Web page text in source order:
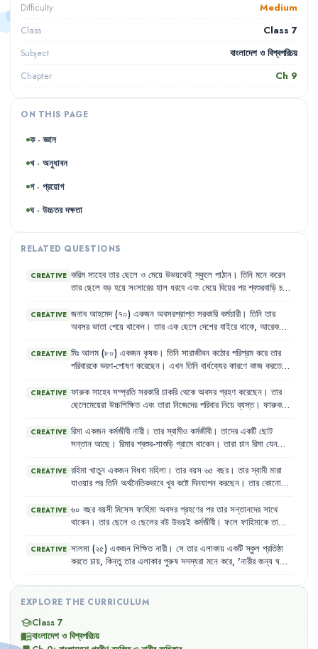
Difficulty Medium
Class Class 7
Subject বাংলাদেশ ও বিশ্বপরিচয়
Chapter Ch 9
ON THIS PAGE
ক · জ্ঞান
খ · অনুধাবন
গ · প্রয়োগ
ঘ · উচ্চতর দক্ষতা
RELATED QUESTIONS
CREATIVE করিম সাহেব তার ছেলে ও মেয়ে উভয়কেই স্কুলে পাঠান । তিনি মনে করেন
তার ছেলে বড় হয়ে সংসারের হাল ধরবে এবং মেয়ে বিয়ের পর শ্বশুরবাড়ি চলে
উচ্চশিক্ষার সুযোগ দিতে রাজি নন।
CREATIVE জনাব আহমেদ (৭০) একজন অবসরপ্রাপ্ত সরকারি কর্মচারী। তিনি তার
অবসর ভাতা পেয়ে থাকেন । তার এক ছেলে দেশের বাইরে থাকে, আরেক
এবং তার দেখাশোনা করার কেউ নেই।
CREATIVE মিঃ আলম (৮০) একজন কৃষক। তিনি সারাজীবন কঠোর পরিশ্রম করে তার
পরিবারকে ভরণ-পোষণ করেছেন । এখন তিনি বার্ধক্যের কারণে কাজ করতে
করতে প্রস্তুত নয় এবং তিনি প্রায়শই অনাহারে থাকেন।
CREATIVE ফারুক সাহেব সম্প্রতি সরকারি চাকরি থেকে অবসর গ্রহণ করেছেন । তার
ছেলেমেয়েরা উচ্চশিক্ষিত এবং তারা নিজেদের পরিবার নিয়ে ব্যস্ত। ফারুক
করার সুযোগ পান না। তার স্ত্রী অসুস্থ হওয়ায় তিনি নিজেও শারীরিক
জটিলতায় ভুগছেন কিন্তু প্রয়োজনীয় চিকিৎসার সুযোগ পাচ্ছেন না।
CREATIVE রিমা একজন কর্মজীবী নারী। তার স্বামীও কর্মজীবী। তাদের একটি ছোট
সন্তান আছে । রিমার শ্বশুর-শাশুড়ি গ্রামে থাকেন । তারা চান রিমা যেন
স্বাধীনতা এবং কর্মজীবনের অধিকারকে গুরুত্ব দেয় ।
CREATIVE রহিমা খাতুন একজন বিধবা মহিলা । তার বয়স ৬৫ বছর । তার স্বামী মারা
যাওয়ার পর তিনি অর্থনৈতিকভাবে খুব কষ্টে দিনযাপন করছেন । তার কোনো
কিন্তু এখন বার্ধক্যের কারণে শারীরিক শক্তি কমে যাওয়ায় কোনো কাজ
করতে পারেন না। তিনি প্রায়ই অসুস্থ থাকেন এবং প্রয়োজনীয় ঔষধ কেনার
CREATIVE ৬০ বছর বয়সী মিসেস ফাহিমা অবসর গ্রহণের পর তার সন্তানদের সাথে
থাকেন । তার ছেলে ও ছেলের বউ উভয়ই কর্মজীবী। ফলে ফাহিমাকে তাদের
হয়। এই বয়সে এসব কাজ করা তার পক্ষে কঠিন হয়ে পড়েছে এবং তিনি
প্রায়শই অসুস্থ থাকেন, কিন্তু প্রয়োজনীয় চিকিৎসা সুবিধা পান না।
CREATIVE সালমা (২৫) একজন শিক্ষিত নারী। সে তার এলাকায় একটি স্কুল প্রতিষ্ঠা
করতে চায়, কিন্তু তার এলাকার পুরুষ সদস্যরা মনে করে, 'নারীর জন্য ঘরের
নিরুৎসাহিত করে।
EXPLORE THE CURRICULUM
schoolClass 7
menu_bookবাংলাদেশ ও বিশ্বপরিচয়